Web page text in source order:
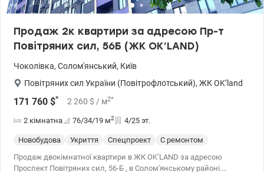
Продаж 2к квартири за адресою Пр-т
Повітряних сил, 56Б (ЖК OK’LAND)
Чоколівка, Солом'янський, Київ
Повітряних сил України (Повітрофлотський), ЖК OK’land
171 760 $* 2 260 $ / м2*
2 кімнатна 76/34/19 м2 4/25 эт.
Новобудова Укриття Спецпроект
С ремонтом
Продаж двокімнатної квартири в ЖК OK’LAND за адресою
Проспект Повітряних сил, 56-Б , в Солом'янському районі.